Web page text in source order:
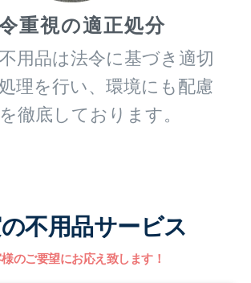
重視の適正処分
用品は法令に基づき適切
理を行い、環境にも配慮
徹底しております。
不用品サービス
のご要望にお応え致します！